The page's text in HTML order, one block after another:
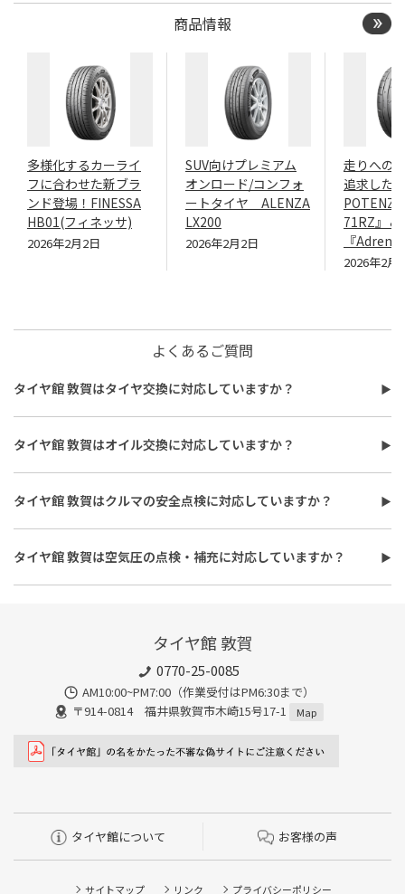
商品情報
多様化するカーライ
フに合わせた新ブラ
ンド登場！FINESSA
HB01(フィネッサ)
2026年2月2日
SUV向けプレミアム
オンロード/コンフォ
ートタイヤ ALENZA
LX200
2026年2月2日
走りへの
追求した
71RZ』＆
『
2026年2月
よくあるご質問
タイヤ館 敦賀はタイヤ交換に対応していますか？
タイヤ館 敦賀はタイヤ交換に対応しています。
費用は、タイヤ交換工賃のほかに、タイヤ本体の価格やホイール
バランス調整、使用済みタイヤ処分費用などがかかる場合があり
ます。
また、作業時間は最短で約30分程度ですが、作業内容や交換本
数、車種により異なり、時間がかかる場合もございます。詳細は店
舗スタッフまでお気軽にご相談ください
タイヤ館 敦賀はオイル交換に対応していますか？
タイヤ館 敦賀はオイル交換に対応しています。
使用するオイルの種類（鉱物油・部分合成油・全合成油）や粘
度、交換量によって費用が変わります。工賃やフィルター代を含め
た交換費用については、店舗スタッフまでお問い合わせくださ
い。
また、所要時間は最短約30分程度になります。こちらもオイルフ
ィルターの同時交換や、在庫・車種、作業時期等により時間が変
タイヤ館 敦賀はクルマの安全点検に対応していますか？
タイヤ館 敦賀はおクルマの安全点検に対応しています。最短30
分、無料で対応させていただきます。
タイヤ館 敦賀は空気圧の点検・補充に対応していますか？
タイヤ館 敦賀は空気圧の点検・補充に対応しています。最短15
タイヤ館 敦賀
0770-25-0085
AM10:00~PM7:00（作業受付はPM6:30まで）
〒914-0814 福井県敦賀市木崎15号17-1
Map
タイヤ館について お客様の声
サイトマップ リンク プライバシーポリシー